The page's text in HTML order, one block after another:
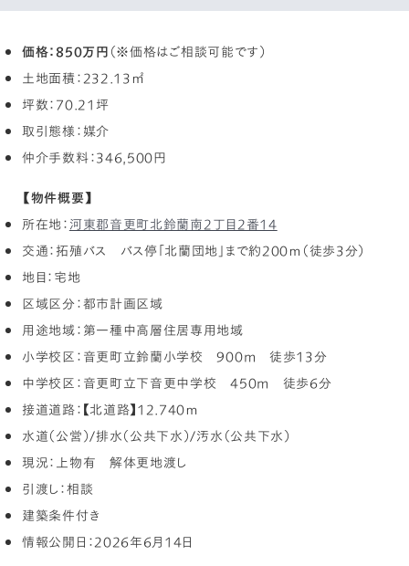
価格：850万円（※価格はご相談可能です）
土地面積：232.13㎡
坪数：70.21坪
取引態様：媒介
仲介手数料：346,500円
【物件概要】
所在地：河東郡音更町北鈴蘭南2丁目2番14
交通：拓殖バス バス停「北蘭団地」まで約200ｍ（徒歩3分）
地目：宅地
区域区分：都市計画区域
用途地域：第一種中高層住居専用地域
小学校区：音更町立鈴蘭小学校 900m 徒歩13分
中学校区：音更町立下音更中学校 450m 徒歩6分
接道道路：【北道路】12.740ｍ
水道（公営）/排水（公共下水）/汚水（公共下水）
現況：上物有 解体更地渡し
引渡し：相談
建築条件付き
情報公開日：2026年6月14日